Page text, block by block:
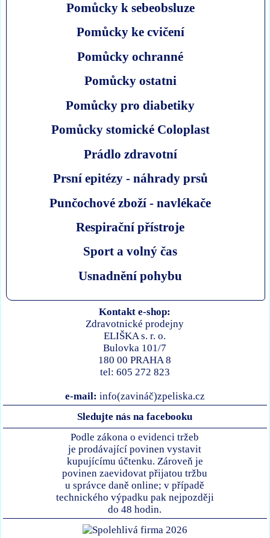
Pomůcky k sebeobsluze
Pomůcky ke cvičení
Pomůcky ochranné
Pomůcky ostatni
Pomůcky pro diabetiky
Pomůcky stomické Coloplast
Prádlo zdravotní
Prsní epitézy - náhrady prsů
Punčochové zboží - navlékače
Respirační přístroje
Sport a volný čas
Usnadnění pohybu
Kontakt e-shop:
Zdravotnické prodejny
ELIŠKA s. r. o.
Bulovka 101/7
180 00 PRAHA 8
tel: 605 272 823
e-mail: info(zavináč)zpeliska.cz
Sledujte nás na facebooku
Podle zákona o evidenci tržeb
je prodávající povinen vystavit
kupujícímu účtenku. Zároveň je
povinen zaevidovat přijatou tržbu
u správce daně online; v případě
technického výpadku pak nejpozději
do 48 hodin.